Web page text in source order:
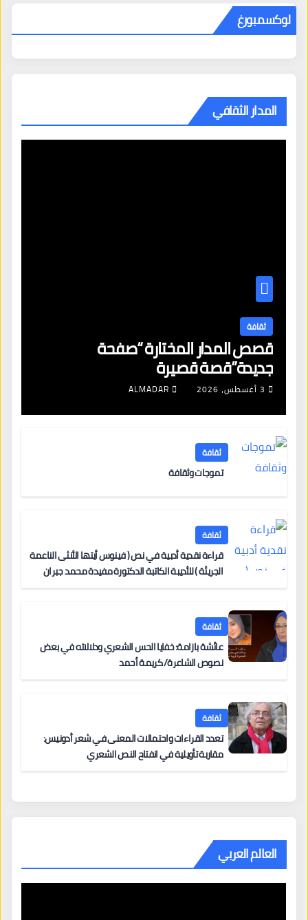
لوكسمبورغ
المدار الثقافي
ثقافة
قصص المدار المختارة “صفحة
جديدة”قصة قصيرة
3 أغسطس، 2026 ALMADAR
ثقافة
تموجات وثقافة
ثقافة
قراءة نقدية أدبية في نص ( فينوس أيتها الأنثى الناعمة
الجريئة ) للأديبة الكاتبة الدكتورة مفيدة محمد جبران
ثقافة
عائشة بازامة: خفايا الحس الشعري ودلالاته في بعض
نصوص الشاعرة/ كريمة أحمد
ثقافة
تعدد القراءات واحتمالات المعنى في شعر أدونيس:
مقاربة تأويلية في انفتاح النص الشعري
العالم العربي